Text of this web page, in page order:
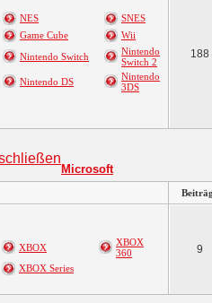
NES
SNES
Game Cube
Wii
Nintendo Switch
Nintendo
Switch 2
Nintendo DS
Nintendo
3DS
188
Microsoft
XBOX
XBOX
360
XBOX Series
9